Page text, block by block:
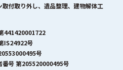
取付取り外し、遺品整理、建物解体工
441420001722
IS24922号
号
番号 第205520000495号